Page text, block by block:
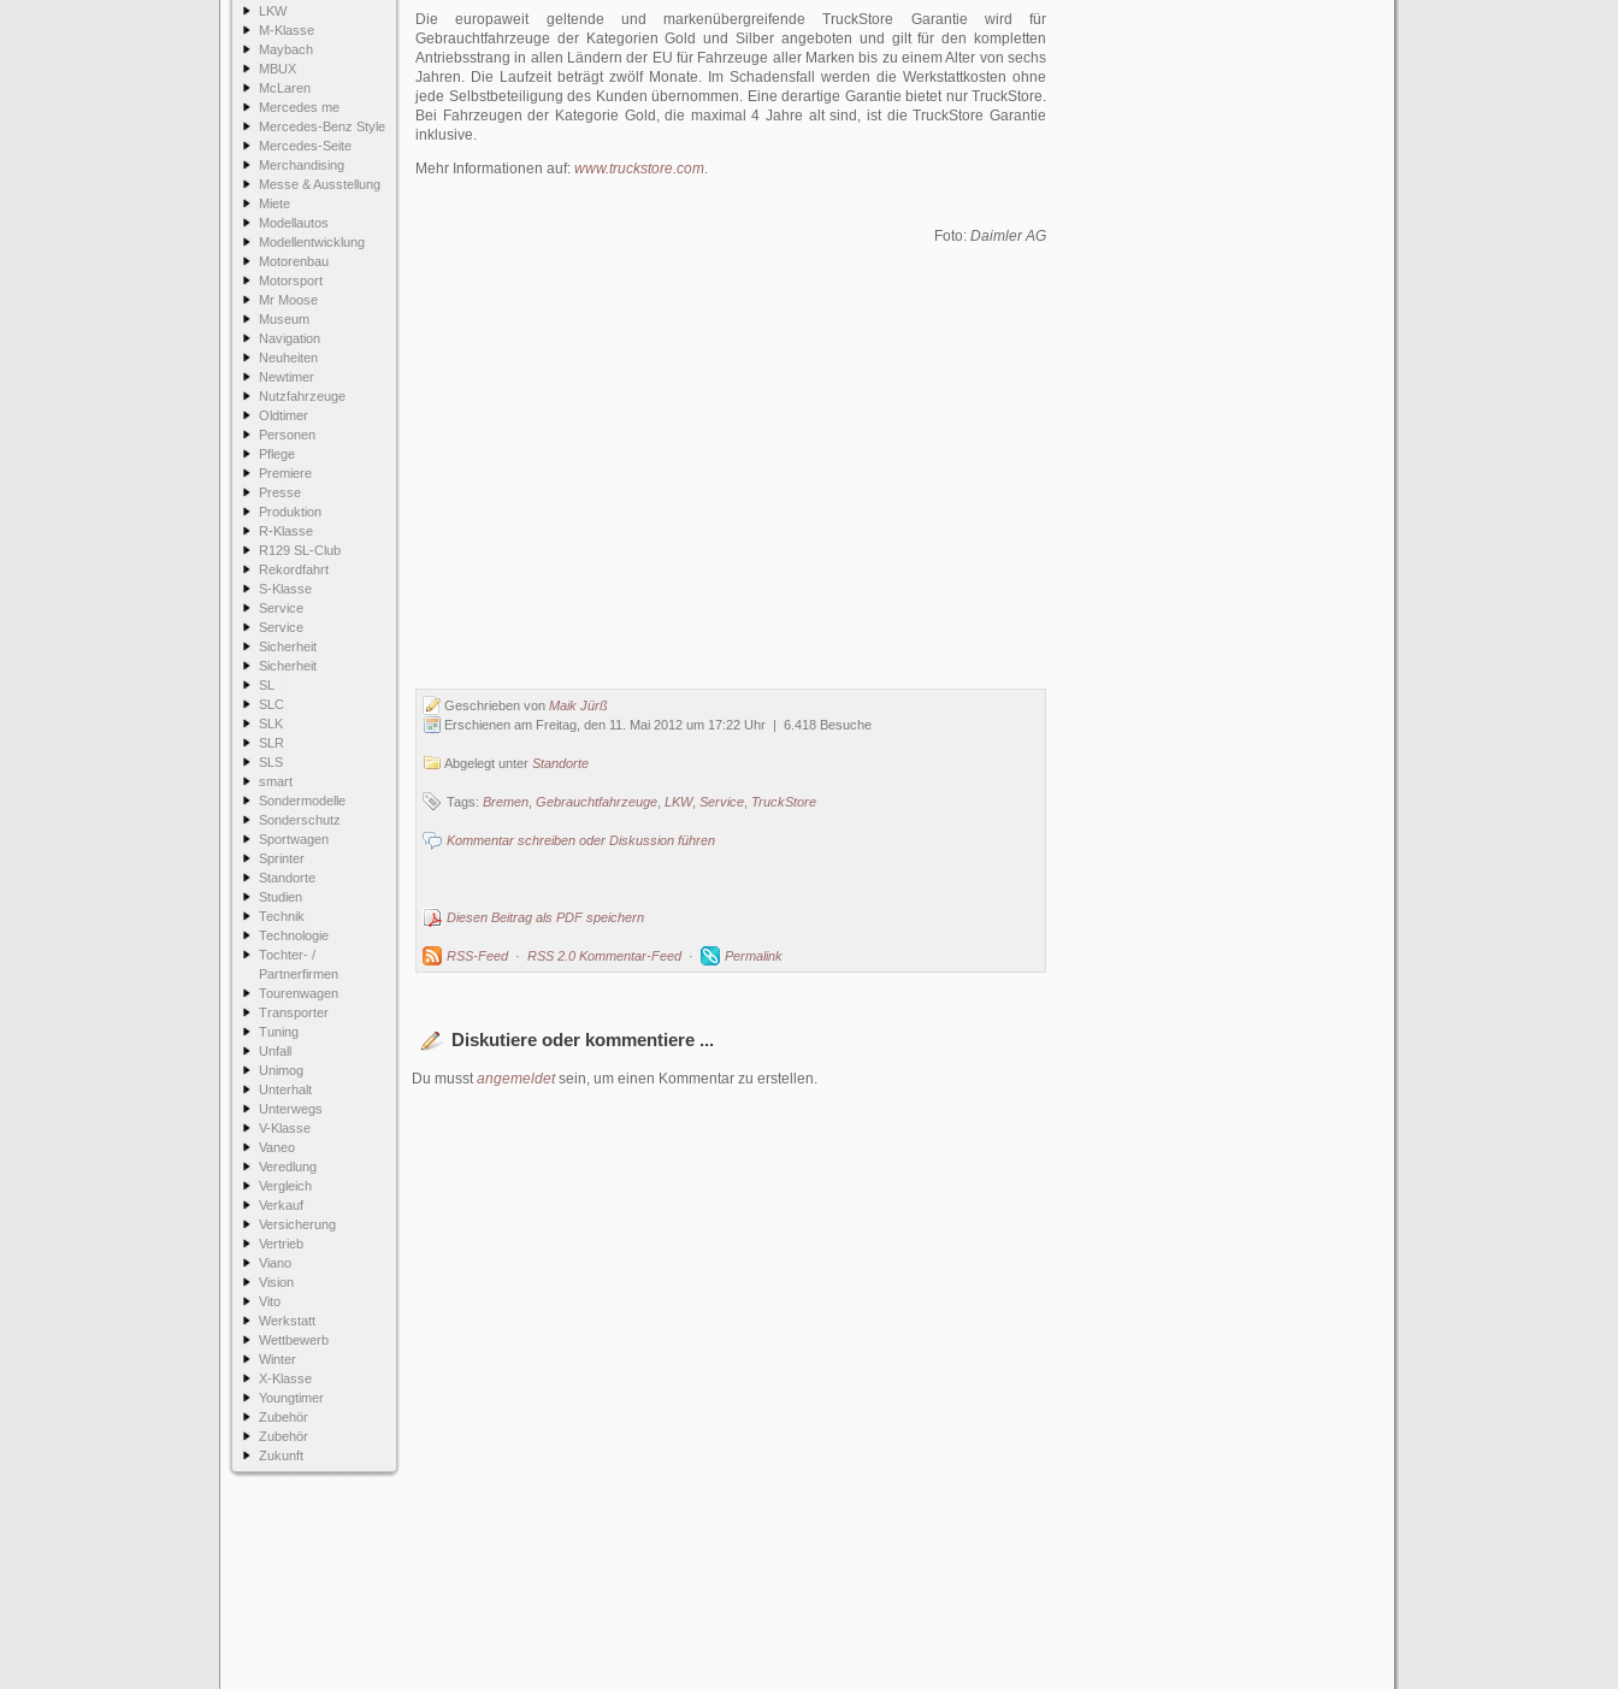
LKW
M-Klasse
Maybach
MBUX
McLaren
Mercedes me
Mercedes-Benz Style
Mercedes-Seite
Merchandising
Messe & Ausstellung
Miete
Modellautos
Modellentwicklung
Motorenbau
Motorsport
Mr Moose
Museum
Navigation
Neuheiten
Newtimer
Nutzfahrzeuge
Oldtimer
Personen
Pflege
Premiere
Presse
Produktion
R-Klasse
R129 SL-Club
Rekordfahrt
S-Klasse
Service
Service
Sicherheit
Sicherheit
SL
SLC
SLK
SLR
SLS
smart
Sondermodelle
Sonderschutz
Sportwagen
Sprinter
Standorte
Studien
Technik
Technologie
Tochter- /
Partnerfirmen
Tourenwagen
Transporter
Tuning
Unfall
Unimog
Unterhalt
Unterwegs
V-Klasse
Vaneo
Veredlung
Vergleich
Verkauf
Versicherung
Vertrieb
Viano
Vision
Vito
Werkstatt
Wettbewerb
Winter
X-Klasse
Youngtimer
Zubehör
Zubehör
Zukunft
Die europaweit geltende und markenübergreifende TruckStore Garantie wird für
Gebrauchtfahrzeuge der Kategorien Gold und Silber angeboten und gilt für den kompletten
Antriebsstrang in allen Ländern der EU für Fahrzeuge aller Marken bis zu einem Alter von sechs
Jahren. Die Laufzeit beträgt zwölf Monate. Im Schadensfall werden die Werkstattkosten ohne
jede Selbstbeteiligung des Kunden übernommen. Eine derartige Garantie bietet nur TruckStore.
Bei Fahrzeugen der Kategorie Gold, die maximal 4 Jahre alt sind, ist die TruckStore Garantie
inklusive.
Mehr Informationen auf: www.truckstore.com.
Foto: Daimler AG
Geschrieben von Maik Jürß
Erschienen am Freitag, den 11. Mai 2012 um 17:22 Uhr | 6.418 Besuche
Abgelegt unter Standorte
Tags: Bremen Gebrauchtfahrzeuge LKW, Service TruckStore
Kommentar schreiben oder Diskussion führen
Diesen Beitrag als PDF speichern
RSS-Feed· RSS 2.0 Kommentar-Feed· Permalink
Diskutiere oder kommentiere ...
Du musstangemeldetsein, um einen Kommentar zu erstellen.